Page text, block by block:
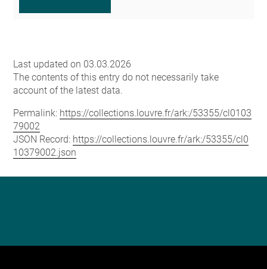
Last updated on 03.03.2026
The contents of this entry do not necessarily take
account of the latest data.
Permalink: https://collections.louvre.fr/ark:/53355/cl0103
79002
JSON Record: https://collections.louvre.fr/ark:/53355/cl0
10379002.json